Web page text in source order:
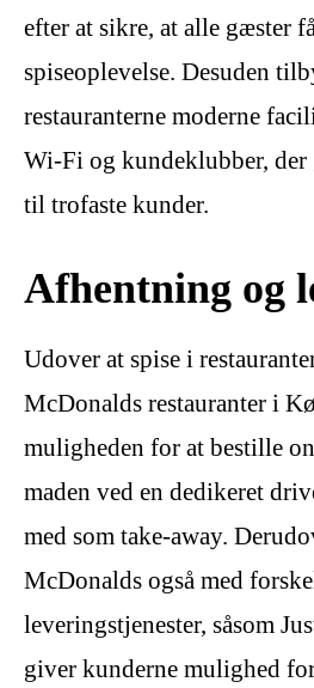
efter at sikre, at alle gæster
spiseoplevelse. Desuden
restauranterne moderne
Wi-Fi og kundeklubber, der
til trofaste kunder.
Afhentning og
Udover at spise i
McDonalds restauranter i
muligheden for at bestille
maden ved en dedikeret
med som take-away.
McDonalds også med
leveringstjenester, såsom
giver kunderne mulighed